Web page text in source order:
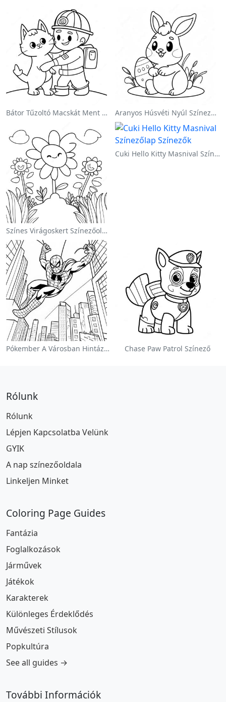
Bátor Tűzoltó Macskát Ment Színezőlap Aranyos Húsvéti Nyúl Színezőoldalon
Színes Virágoskert Színezőoldalon
Cuki Hello Kitty Masnival Színezőlap
Pókember A Városban Hintázva Színezőlap Chase Paw Patrol Színező
Rólunk
Rólunk
Lépjen Kapcsolatba Velünk
GYIK
A nap színezőoldala
Linkeljen Minket
Coloring Page Guides
Fantázia
Foglalkozások
Járművek
Játékok
Karakterek
Különleges Érdeklődés
Művészeti Stílusok
Popkultúra
See all guides →
További Információk